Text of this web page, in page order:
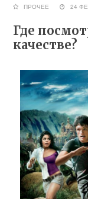
ПРОЧЕЕ 24
Где
качестве?